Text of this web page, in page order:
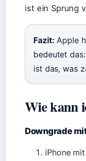
ist ein Sprung
Fazit: Apple
bedeutet
ist das, was
Wie kann
Downgrade
iPhone